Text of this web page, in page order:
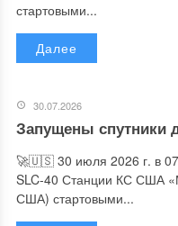
стартовыми...
Далее
30.07.2026
Запущены спутники
🚀🇺🇸 30 июля 2026 г. в
SLC-40 Станции КС США
США) стартовыми...